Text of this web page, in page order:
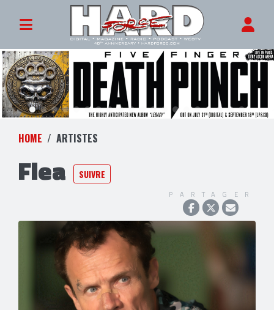
HOME ARTISTES
Flea SUIVRE
PARTAGER